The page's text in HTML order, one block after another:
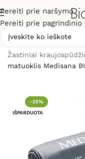
Pereiti prie naršymo
Pereiti prie pagrindinio
Žastiniai
matuoklis Medisana
-25%
IŠPARDUOTA